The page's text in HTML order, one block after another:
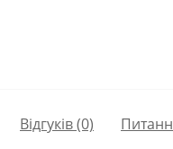
Відгуків (0)